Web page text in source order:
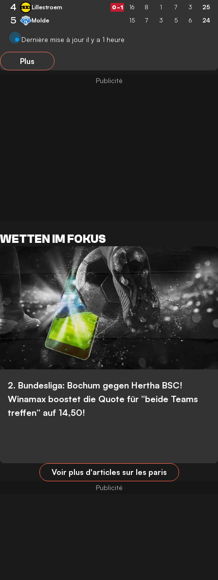
4 Lillestroem 0-1 16 8 1 7 3 25
5 Molde 15 7 3 5 6 24
Dernière mise à jour il y a 1 heure
Plus
WETTEN IM FOKUS
2. Bundesliga: Bochum gegen Hertha BSC!
Winamax boostet die Quote für “beide Teams
treffen” auf 14,50!
Voir plus d'articles sur les paris